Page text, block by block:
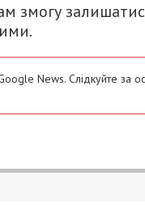
змогу
News. Слідкуйте за